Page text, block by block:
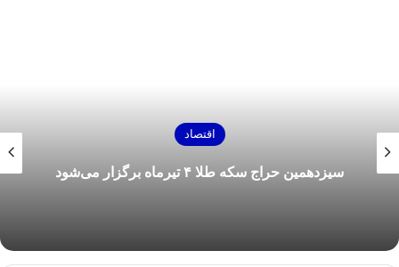
اقتصاد
سیزدهمین حراج سکه طلا ۴ تیرماه برگزار می‌شود